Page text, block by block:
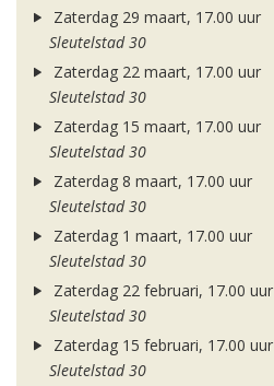
Zaterdag 29 maart, 17.00 uur
Sleutelstad 30
Zaterdag 22 maart, 17.00 uur
Sleutelstad 30
Zaterdag 15 maart, 17.00 uur
Sleutelstad 30
Zaterdag 8 maart, 17.00 uur
Sleutelstad 30
Zaterdag 1 maart, 17.00 uur
Sleutelstad 30
Zaterdag 22 februari, 17.00 uur
Sleutelstad 30
Zaterdag 15 februari, 17.00 uur
Sleutelstad 30